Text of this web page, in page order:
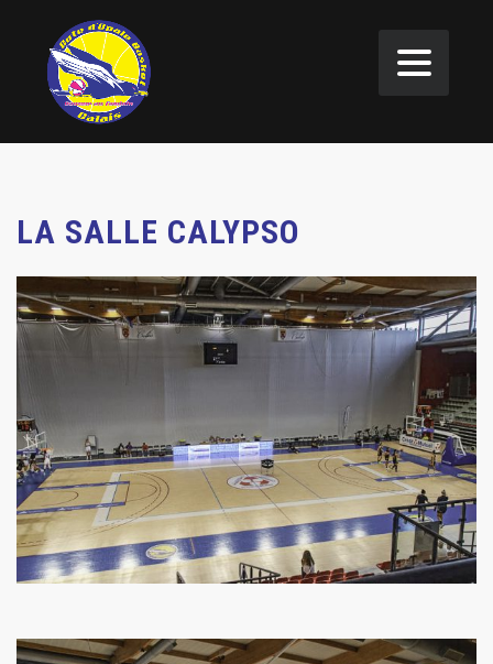
LA SALLE CALYPSO